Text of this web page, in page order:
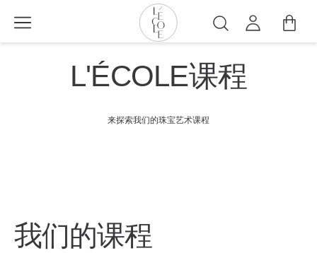
到
School
of
Arts
搜
索
L'ÉCOLE课程
来探索我们的珠宝艺术课程
我们的课程